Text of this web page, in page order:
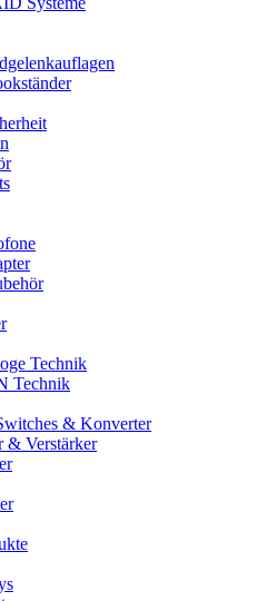
Technik
Technik
& Konverter
Verstärker